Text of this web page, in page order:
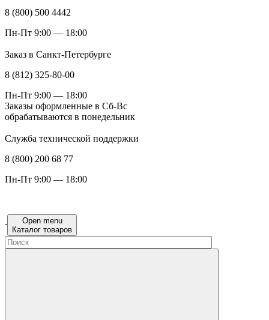
8 (800) 500 4442
Пн-Пт 9:00 — 18:00
Заказ в Санкт-Петербурге
8 (812) 325-80-00
Пн-Пт 9:00 — 18:00
Заказы оформленные в Сб-Вс
обрабатываются в понедельник
Служба технической поддержки
8 (800) 200 68 77
Пн-Пт 9:00 — 18:00
Open menu
Каталог товаров